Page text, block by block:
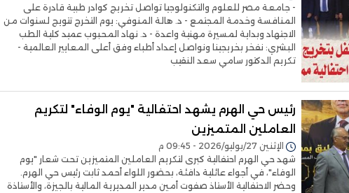
- جامعة مصر للعلوم والتكنولوجيا تواصل تخريج كوادر طبية قادرة على
المنافسة وخدمة المجتمع - د. هالة المنوفي: يوم التخرج تتويج لسنوات من
الاجتهاد وبداية لمسيرة مهنية واعدة - د. نهاد المحبوب عميد كلية الطب
البشري: نفخر بخريجينا ونواصل إعداد أطباء وفق أعلى المعايير العالمية -
تكريم الدكتور سامي سعد النقيب
رئيس حي الهرم يشهد احتفالية "يوم الوفاء" لتكريم
العاملين المتميزين
الإثنين 27/يوليو/2026 - 09:45 م
شهد حي الهرم احتفالية كبرى لتكريم العاملين المتميزين تحت شعار "يوم
الوفاء"، في أجواء عائلية دافئة، بحضور اللواء أحمد ثابت رئيس حي الهرم.
وحضر الاحتفالية الأستاذ صفوت أمين مدير المديرية المالية بالجيزة، والأستاذة